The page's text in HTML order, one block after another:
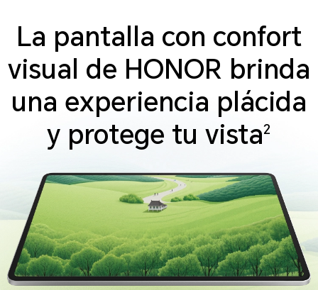
La pantalla con confort
visual de HONOR brinda
una experiencia plácida
y protege tu vista2